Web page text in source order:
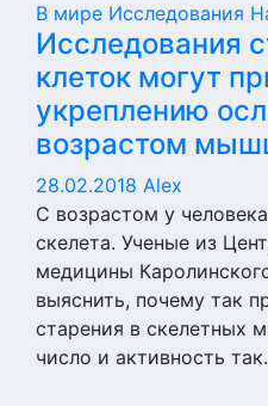
В мире Исследования
Исследования
клеток могут
укреплению
возрастом
28.02.2018 Alex
С возрастом у
скелета. Ученые из
медицины
выяснить, почему так
старения в скелетных
число и активность